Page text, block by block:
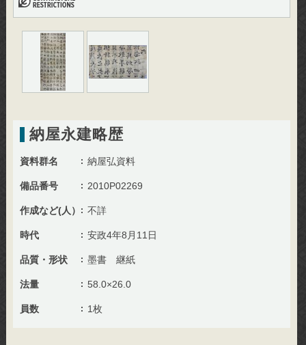
納屋永建略歴
資料群名 納屋弘資料
備品番号 2010P02269
作成など(人） 不詳
時代 安政4年8月11日
品質・形状 墨書 継紙
法量 58.0×26.0
員数 1枚